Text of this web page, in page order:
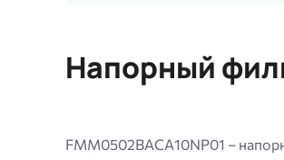
Допустимые
jpeg
Напорный
FMM0502BACA10NP01 –